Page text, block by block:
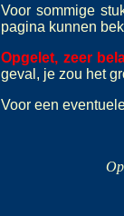
Voor sommige
pagina kunnen
Opgelet, zeer
geval, je zou het
Voor een